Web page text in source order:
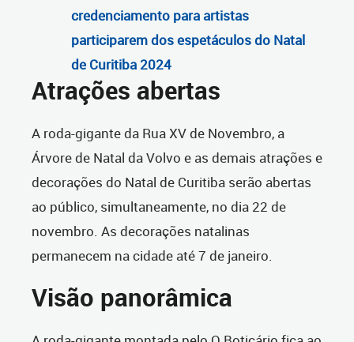
credenciamento para artistas
participarem dos espetáculos do Natal
de Curitiba 2024
Atrações abertas
A roda-gigante da Rua XV de Novembro, a
Árvore de Natal da Volvo e as demais atrações e
decorações do Natal de Curitiba serão abertas
ao público, simultaneamente, no dia 22 de
novembro. As decorações natalinas
permanecem na cidade até 7 de janeiro.
Visão panorâmica